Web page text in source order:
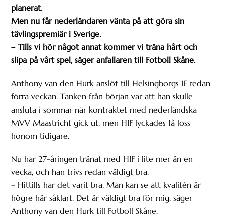
planerat.
Men nu får nederländaren vänta på att göra sin
tävlingspremiär i Sverige.
– Tills vi hör något annat kommer vi träna hårt och
slipa på vårt spel, säger anfallaren till Fotboll Skåne.
Anthony van den Hurk anslöt till Helsingborgs IF redan
förra veckan. Tanken från början var att han skulle
ansluta i sommar när kontraktet med nederländska
MVV Maastricht gick ut, men HIF lyckades få loss
honom tidigare.
Nu har 27-åringen tränat med HIF i lite mer än en
vecka, och han trivs redan väldigt bra.
– Hittills har det varit bra. Man kan se att kvalitén är
högre här såklart. Det är väldigt bra för mig, säger
Anthony van den Hurk till Fotboll Skåne.